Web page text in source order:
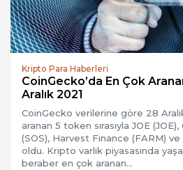
Kripto Para Haberleri
CoinGecko’da En Çok
Aralık 2021
CoinGecko verilerine göre 28
aranan 5 token sırasıyla JOE
(SOS), Harvest Finance (FARM)
oldu. Kripto varlık piyasasında
beraber en çok aranan…